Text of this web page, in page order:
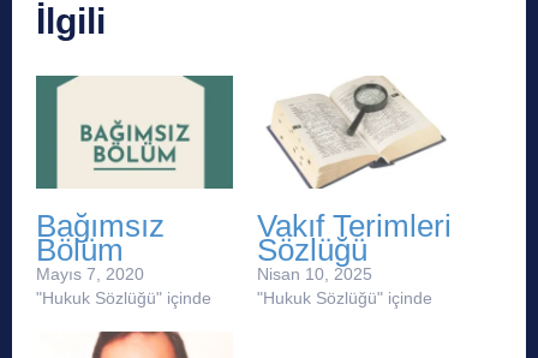
İlgili
Bağımsız
Bölüm
Mayıs 7, 2020
"Hukuk Sözlüğü" içinde
Vakıf Terimleri
Sözlüğü
Nisan 10, 2025
"Hukuk Sözlüğü" içinde